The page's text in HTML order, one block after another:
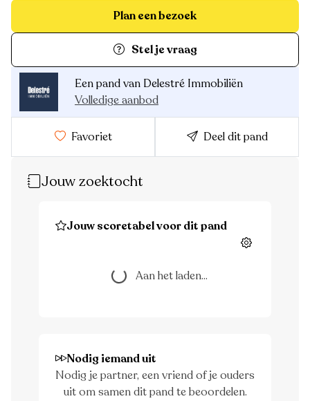
Plan een bezoek
Stel je vraag
Een pand van Delestré Immobiliën
Volledige aanbod
Favoriet Deel dit pand
Jouw zoektocht
Jouw scoretabel voor dit pand
Instellingen
Aan het laden...
Aan het laden...
Nodig iemand uit
Nodig je partner, een vriend of je ouders
uit om samen dit pand te beoordelen.